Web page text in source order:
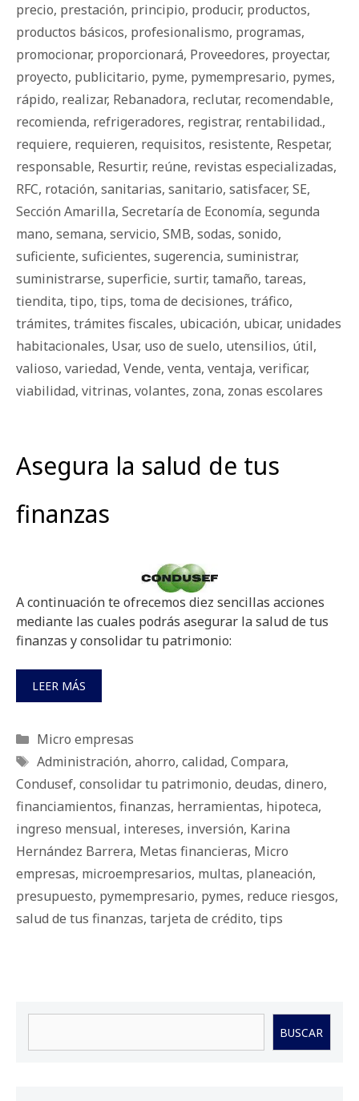
precio, prestación, principio, producir, productos,
productos básicos, profesionalismo, programas,
promocionar, proporcionará, Proveedores, proyectar,
proyecto, publicitario, pyme, pymempresario, pymes,
rápido, realizar, Rebanadora, reclutar, recomendable,
recomienda, refrigeradores, registrar, rentabilidad.,
requiere, requieren, requisitos, resistente, Respetar,
responsable, Resurtir, reúne, revistas especializadas,
RFC, rotación, sanitarias, sanitario, satisfacer, SE,
Sección Amarilla, Secretaría de Economía, segunda
mano, semana, servicio, SMB, sodas, sonido,
suficiente, suficientes, sugerencia, suministrar,
suministrarse, superficie, surtir, tamaño, tareas,
tiendita, tipo, tips, toma de decisiones, tráfico,
trámites, trámites fiscales, ubicación, ubicar, unidades
habitacionales, Usar, uso de suelo, utensilios, útil,
valioso, variedad, Vende, venta, ventaja, verificar,
viabilidad, vitrinas, volantes, zona, zonas escolares
Asegura la salud de tus
finanzas
A continuación te ofrecemos diez sencillas acciones
mediante las cuales podrás asegurar la salud de tus
finanzas y consolidar tu patrimonio:
LEER MÁS
Categorías
Micro empresas
Etiquetas
Administración, ahorro, calidad, Compara,
Condusef, consolidar tu patrimonio, deudas, dinero,
financiamientos, finanzas, herramientas, hipoteca,
ingreso mensual, intereses, inversión, Karina
Hernández Barrera, Metas financieras, Micro
empresas, microempresarios, multas, planeación,
presupuesto, pymempresario, pymes, reduce riesgos,
salud de tus finanzas, tarjeta de crédito, tips
BUSCAR